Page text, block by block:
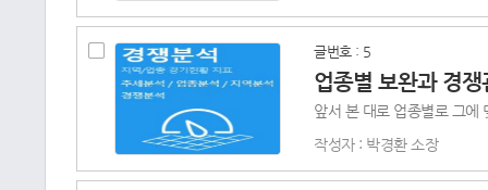
글번호 : 5
업종별 보완과 경
작성자 : 박경환 소장